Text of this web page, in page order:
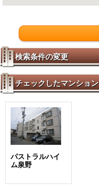
検索条件の変更
チェックしたマンション
パストラルハイ
ム泉野